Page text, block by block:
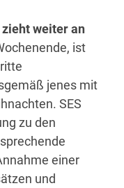
weiter an
ist
jenes mit
SES
zu den
einer
und